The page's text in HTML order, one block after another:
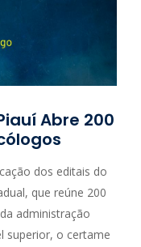
Abre 200
dos editais do
que reúne 200
administração
superior, o certame